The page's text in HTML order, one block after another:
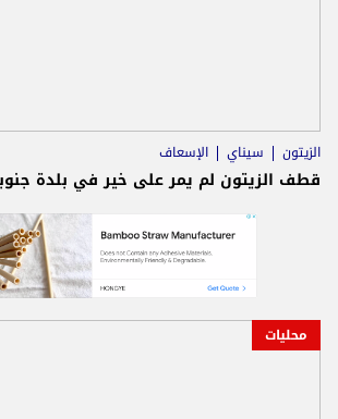
الزيتون سيناي الإسعاف
قطف الزيتون لم يمر على خير في بلدة
محليات